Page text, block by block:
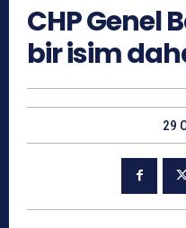
CHP Genel
bir isim
29